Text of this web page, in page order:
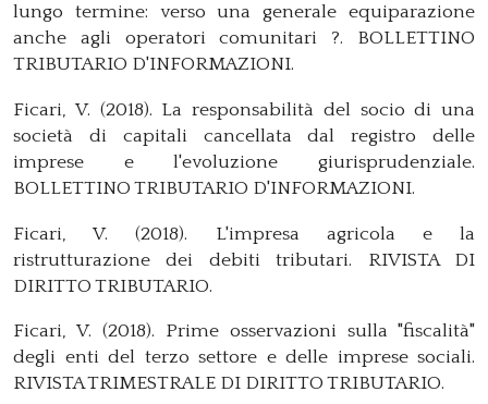
lungo termine: verso una generale equiparazione
anche agli operatori comunitari ?. BOLLETTINO
TRIBUTARIO D'INFORMAZIONI.
Ficari, V. (2018). La responsabilità del socio di una
società di capitali cancellata dal registro delle
imprese e l'evoluzione giurisprudenziale.
BOLLETTINO TRIBUTARIO D'INFORMAZIONI.
Ficari, V. (2018). L'impresa agricola e la
ristrutturazione dei debiti tributari. RIVISTA DI
DIRITTO TRIBUTARIO.
Ficari, V. (2018). Prime osservazioni sulla "fiscalità"
degli enti del terzo settore e delle imprese sociali.
RIVISTA TRIMESTRALE DI DIRITTO TRIBUTARIO.